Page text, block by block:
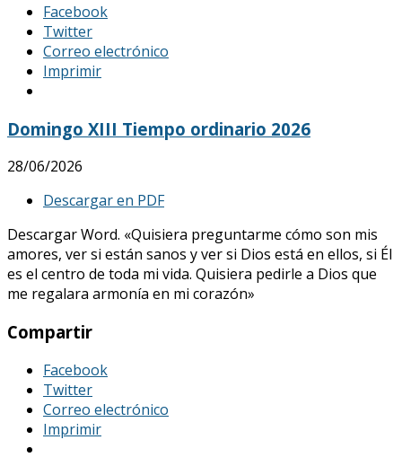
Facebook
Twitter
Correo electrónico
Imprimir
Domingo XIII Tiempo ordinario 2026
28/06/2026
Descargar en PDF
Descargar Word. «Quisiera preguntarme cómo son mis
amores, ver si están sanos y ver si Dios está en ellos, si Él
es el centro de toda mi vida. Quisiera pedirle a Dios que
me regalara armonía en mi corazón»
Compartir
Facebook
Twitter
Correo electrónico
Imprimir